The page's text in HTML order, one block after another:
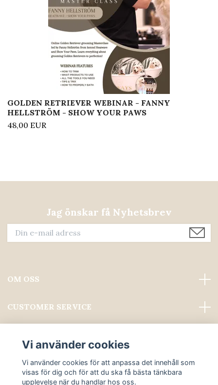
GOLDEN RETRIEVER WEBINAR - FANNY
HELLSTRÖM - SHOW YOUR PAWS
48,00 EUR
Jag önskar få Nyhetsbrev
OM OSS
CUSTOMER SERVICE
Sociala medier
Vi använder cookies
Vi använder cookies för att anpassa det innehåll som
visas för dig och för att du ska få bästa tänkbara
upplevelse när du handlar hos oss.